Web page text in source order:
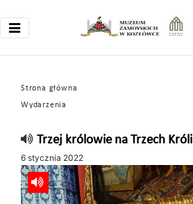
Strona główna
Wydarzenia
Trzej królowie na Trzech Króli
6 stycznia 2022